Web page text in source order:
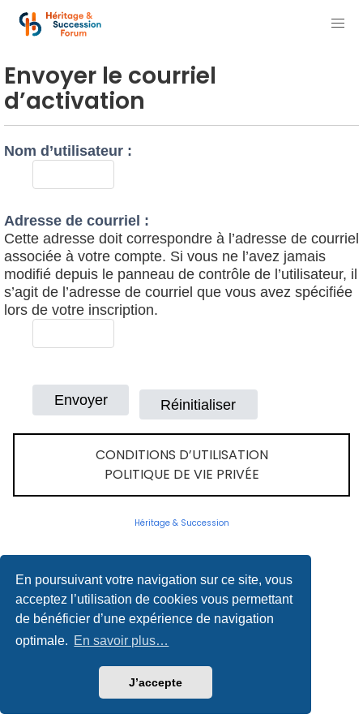
En poursuivant votre navigation sur ce site, vous
acceptez l’utilisation de cookies vous permettant
de bénéficier d’une expérience de navigation
optimale. En savoir plus…
J’accepte
Envoyer le courriel
d’activation
Nom d’utilisateur :
Adresse de courriel :
Cette adresse doit correspondre à l’adresse de courriel
associée à votre compte. Si vous ne l’avez jamais
modifié depuis le panneau de contrôle de l’utilisateur, il
s’agit de l’adresse de courriel que vous avez spécifiée
lors de votre inscription.
CONDITIONS D’UTILISATION
POLITIQUE DE VIE PRIVÉE
Héritage & Succession